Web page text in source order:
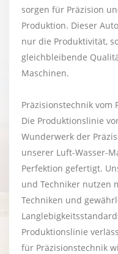
sorgen für Präzision
Produktion. Dieser
nur die Produktivität,
gleichbleibende
Maschinen.
Präzisionstechnik vom
Die Produktionslinie
Wunderwerk der
unserer Luft-Wasser-
Perfektion gefertigt.
und Techniker nutzen
Techniken und
Produktionslinie
für Präzisionstechnik